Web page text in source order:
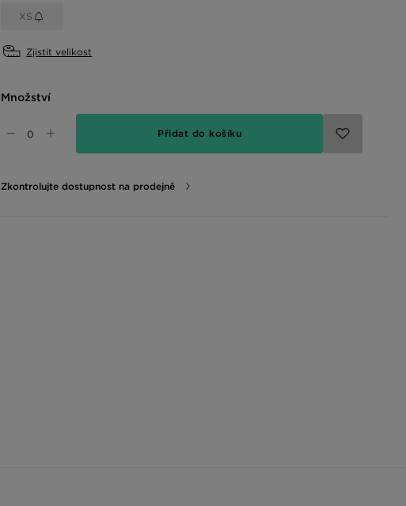
XS
Zjistit velikost
Množství
Přidat do košíku
Zkontrolujte dostupnost na prodejně